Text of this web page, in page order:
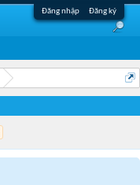
Đăng nhập Đăng ký